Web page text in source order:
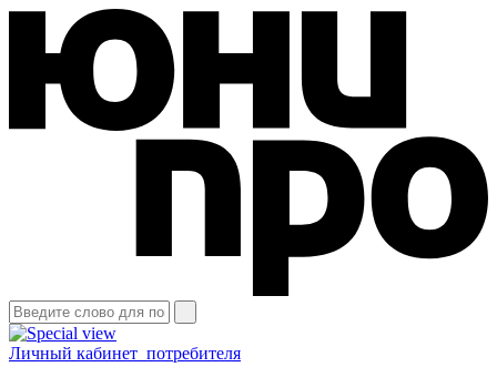
Личный кабинет потребителя